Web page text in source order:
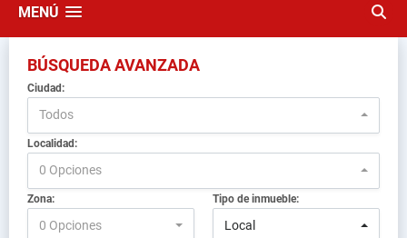
MENÚ
BÚSQUEDA AVANZADA
Ciudad:
Todos
Localidad:
0 Opciones
Zona:
0 Opciones
Tipo de inmueble:
Local